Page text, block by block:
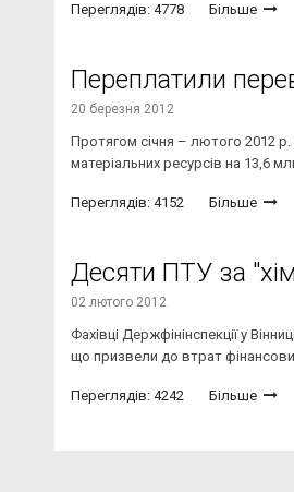
Переглядів: 4778 Більше
Переплатили
20 березня 2012
Протягом січня – лютого 2012 р.
матеріальних ресурсів на 13,6
Переглядів: 4152 Більше
Десяти ПТУ за
02 лютого 2012
Фахівці Держфінінспекції у
що призвели до втрат
Переглядів: 4242 Більше